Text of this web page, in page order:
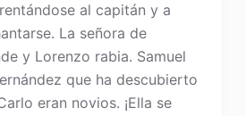
al capitán y a
La señora de
y Lorenzo rabia. Samuel
que ha descubierto
eran novios. ¡Ella se